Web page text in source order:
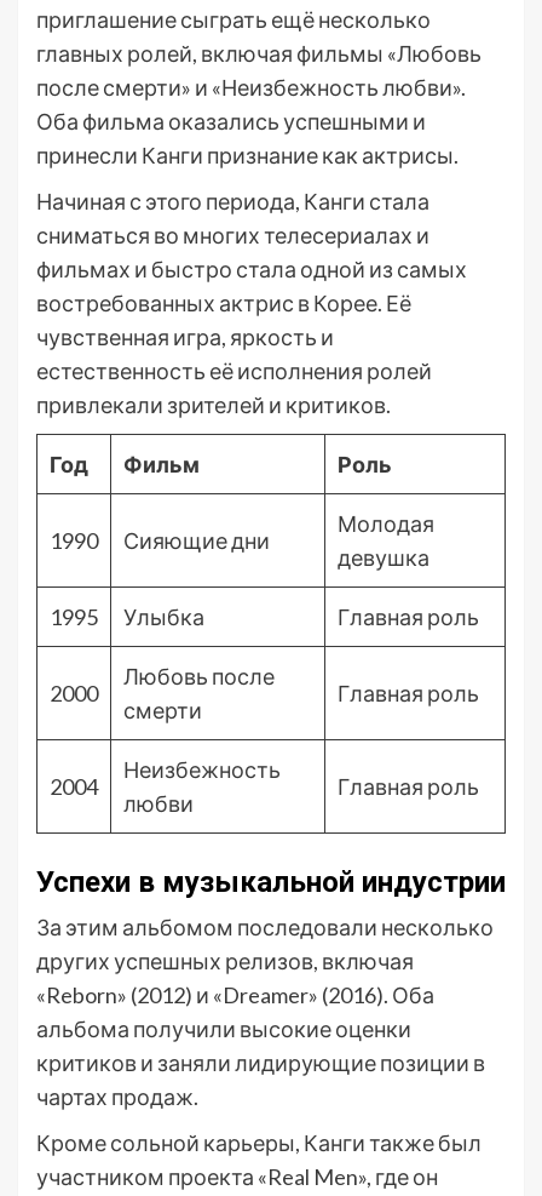
приглашение сыграть ещё несколько
главных ролей, включая фильмы «Любовь
после смерти» и «Неизбежность любви».
Оба фильма оказались успешными и
принесли Канги признание как актрисы.
Начиная с этого периода, Канги стала
сниматься во многих телесериалах и
фильмах и быстро стала одной из самых
востребованных актрис в Корее. Её
чувственная игра, яркость и
естественность её исполнения ролей
привлекали зрителей и критиков.
Год Фильм Роль
1990 Сияющие дни
Молодая
девушка
1995 Улыбка Главная роль
2000
Любовь после
смерти
Главная роль
2004
Неизбежность
любви
Главная роль
Успехи в музыкальной индустрии
За этим альбомом последовали несколько
других успешных релизов, включая
«Reborn» (2012) и «Dreamer» (2016). Оба
альбома получили высокие оценки
критиков и заняли лидирующие позиции в
чартах продаж.
Кроме сольной карьеры, Канги также был
участником проекта «Real Men», где он